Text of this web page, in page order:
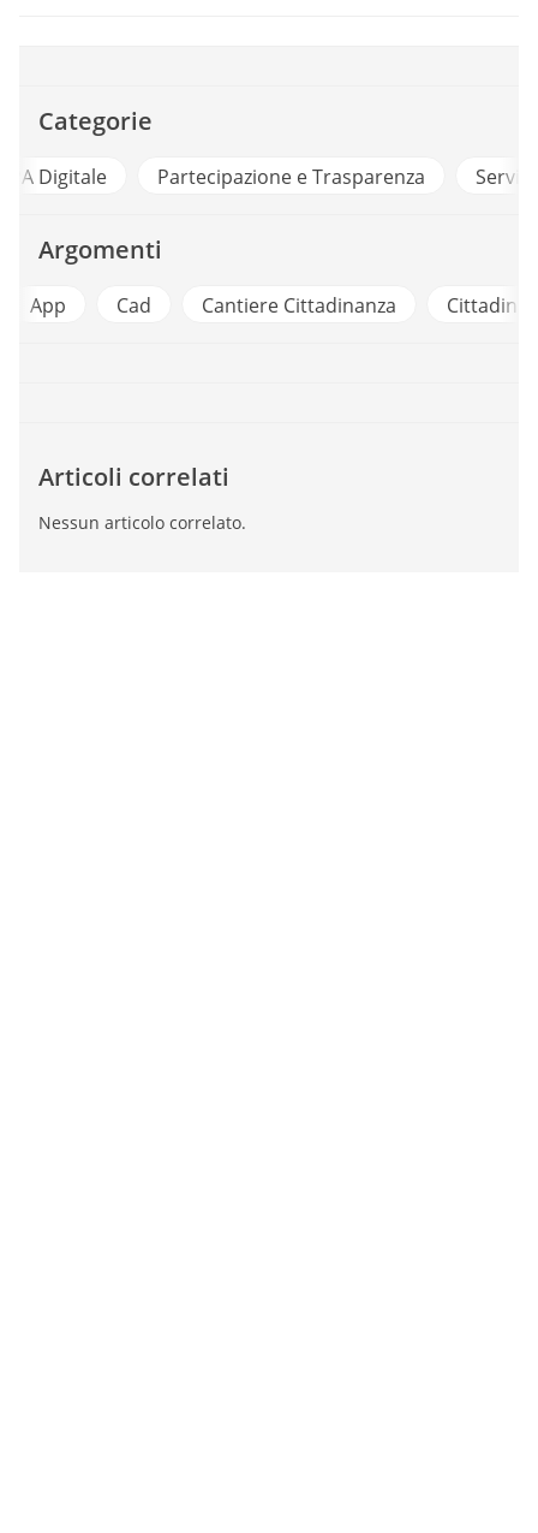
Categorie
Partecipazione e Trasparenza Servizi Digitali
Argomenti
Cad Cantiere Cittadinanza Cittadinanza
Articoli correlati
Nessun articolo correlato.